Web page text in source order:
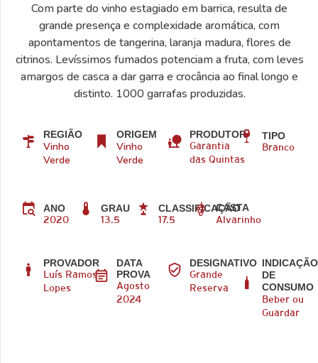
Com parte do vinho estagiado em barrica, resulta de
grande presença e complexidade aromática, com
apontamentos de tangerina, laranja madura, flores de
citrinos. Levíssimos fumados potenciam a fruta, com leves
amargos de casca a dar garra e crocância ao final longo e
distinto. 1000 garrafas produzidas.
REGIÃO
Vinho
Verde
ORIGEM
Vinho
Verde
PRODUTOR
Garantia
das Quintas
TIPO
Branco
ANO
2020
GRAU
13.5
CLASSIFICAÇÃO
17.5
CASTA
Alvarinho
PROVADOR
Luís Ramos
Lopes
DATA
PROVA
Agosto
2024
DESIGNATIVO
Grande
Reserva
INDICAÇÃO
DE
CONSUMO
Beber ou
Guardar